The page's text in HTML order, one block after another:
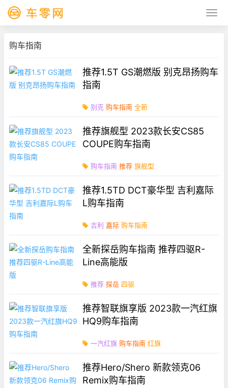
购车指南
推荐1.5T GS潮燃版 别克昂扬购车
指南
别克 购车指南 全新
推荐旗舰型 2023款长安CS85
COUPE购车指南
购车指南 推荐 旗舰型
推荐1.5TD DCT豪华型 吉利嘉际
L购车指南
吉利 嘉际 购车指南
全新探岳购车指南 推荐四驱R-
Line高能版
推荐 探岳 四驱
推荐智联旗享版 2023款一汽红旗
HQ9购车指南
一汽红旗 购车指南 红旗
推荐Hero/Shero 新款领克06
Remix购车指南